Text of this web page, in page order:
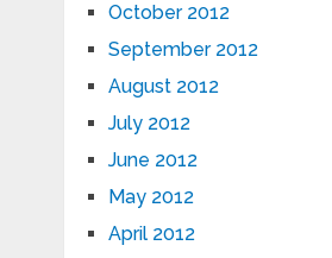
October 2012
September 2012
August 2012
July 2012
June 2012
May 2012
April 2012